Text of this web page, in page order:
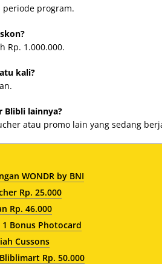
periode program.
Rp. 1.000.000.
kali?
Blibli lainnya?
atau promo lain yang sedang
WONDR by BNI
Rp. 25.000
Rp. 46.000
1 Bonus Photocard
Cussons
Rp. 50.000